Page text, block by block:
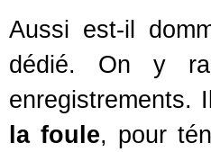
Aussi est-il
dédié. On y
enregistrements.
la foule, pour